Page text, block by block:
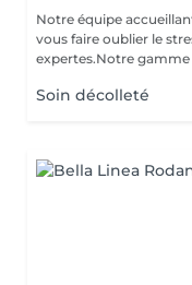
Notre équipe
vous faire oublier le
expertes.Notre gamme
Soin décolleté